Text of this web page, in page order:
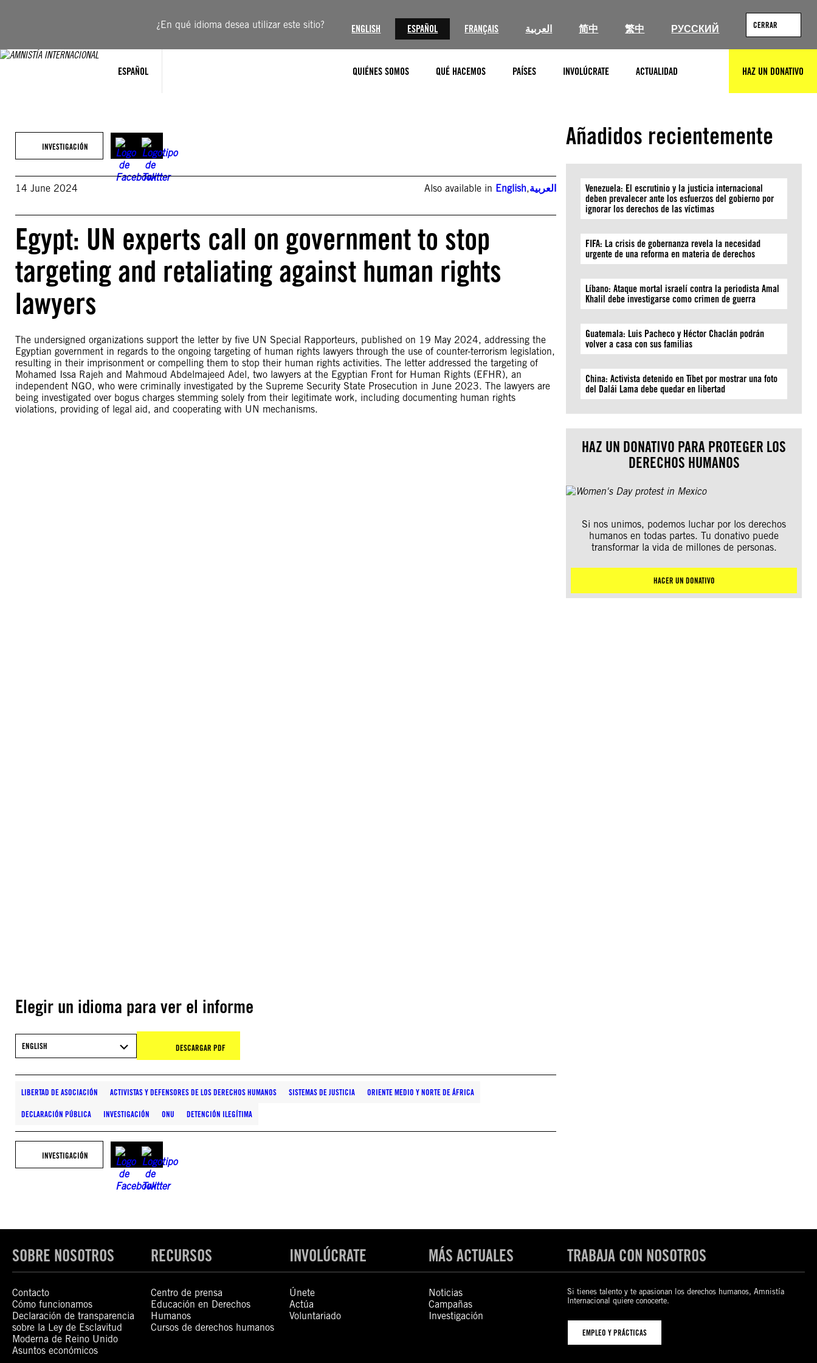
¿En qué idioma desea utilizar este sitio? ENGLISH ESPAÑOL FRANÇAIS العربية 简中 繁中 РУССКИЙ CERRAR
ESPAÑOL QUIÉNES SOMOS QUÉ HACEMOS PAÍSES INVOLÚCRATE ACTUALIDAD HAZ UN DONATIVO
INVESTIGACIÓN
14 June 2024 Also available in English,العربية
Egypt: UN experts call on government to stop
targeting and retaliating against human rights
lawyers
The undersigned organizations support the letter by five UN Special Rapporteurs, published on 19 May 2024, addressing the
Egyptian government in regards to the ongoing targeting of human rights lawyers through the use of counter-terrorism legislation,
resulting in their imprisonment or compelling them to stop their human rights activities. The letter addressed the targeting of
Mohamed Issa Rajeh and Mahmoud Abdelmajeed Adel, two lawyers at the Egyptian Front for Human Rights (EFHR), an
independent NGO, who were criminally investigated by the Supreme Security State Prosecution in June 2023. The lawyers are
being investigated over bogus charges stemming solely from their legitimate work, including documenting human rights
violations, providing of legal aid, and cooperating with UN mechanisms.
Elegir un idioma para ver el informe
ENGLISH DESCARGAR PDF
LIBERTAD DE ASOCIACIÓN ACTIVISTAS Y DEFENSORES DE LOS DERECHOS HUMANOS SISTEMAS DE JUSTICIA ORIENTE MEDIO Y NORTE DE ÁFRICA
DECLARACIÓN PÚBLICA INVESTIGACIÓN ONU DETENCIÓN ILEGÍTIMA
INVESTIGACIÓN
Añadidos recientemente
Venezuela: El escrutinio y la justicia internacional
deben prevalecer ante los esfuerzos del gobierno por
ignorar los derechos de las víctimas
FIFA: La crisis de gobernanza revela la necesidad
urgente de una reforma en materia de derechos
Líbano: Ataque mortal israelí contra la periodista Amal
Khalil debe investigarse como crimen de guerra
Guatemala: Luis Pacheco y Héctor Chaclán podrán
volver a casa con sus familias
China: Activista detenido en Tíbet por mostrar una foto
del Dalái Lama debe quedar en libertad
HAZ UN DONATIVO PARA PROTEGER LOS
DERECHOS HUMANOS
Si nos unimos, podemos luchar por los derechos
humanos en todas partes. Tu donativo puede
transformar la vida de millones de personas.
HACER UN DONATIVO
SOBRE NOSOTROS
Contacto
Cómo funcionamos
Declaración de transparencia
sobre la Ley de Esclavitud
Moderna de Reino Unido
Asuntos económicos
RECURSOS
Centro de prensa
Educación en Derechos
Humanos
Cursos de derechos humanos
INVOLÚCRATE
Únete
Actúa
Voluntariado
MÁS ACTUALES
Noticias
Campañas
Investigación
TRABAJA CON NOSOTROS
Si tienes talento y te apasionan los derechos humanos, Amnistía
Internacional quiere conocerte.
EMPLEO Y PRÁCTICAS